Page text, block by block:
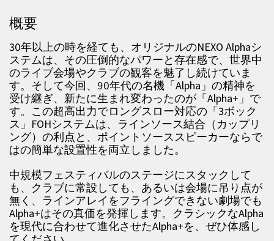
概要
30年以上の時を経ても、オリジナルのNEXO Alphaシ
ステムは、その圧倒的なパワーと存在感で、世界中
のライブ会場やクラブの観客を魅了し続けていま
す。そして今回、90年代の名機「Alpha」の精神を
受け継ぎ、新たに生まれ変わったのが「Alpha+」で
す。この超高出力でロングスロー対応の「3ボック
ス」FOHシステムは、ラインソース結合（カップリ
ング）の利点と、ポイントソーススピーカーならで
はの簡単な設置性を両立しました。
中規模フェスティバルのステージにスタックして
も、クラブに常設しても、あるいは会場に吊り点が
無く、ラインアレイをフライングできない劇場でも
Alpha+はその真価を発揮します。クラシックなAlpha
を現代に合わせて進化させたAlpha+を、ぜひ体感し